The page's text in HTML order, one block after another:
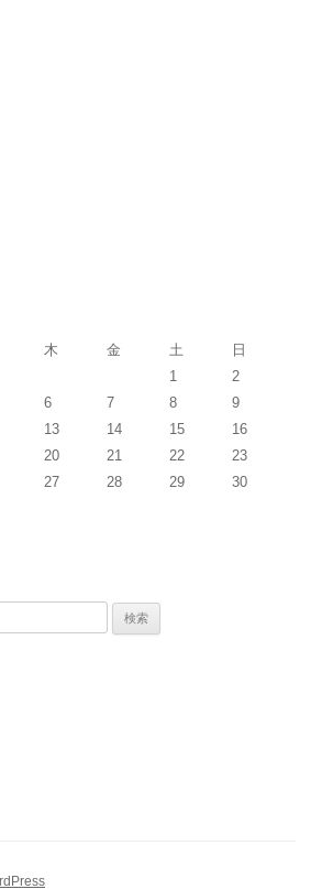
木 金 土 日
1
2
6 7 8
9
13 14 15
16
20 21 22
23
27 28 29
30